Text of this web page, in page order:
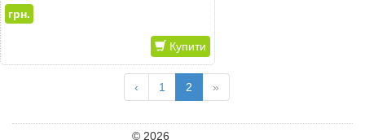
грн.
Купити
‹ 1 2 »
© 2026